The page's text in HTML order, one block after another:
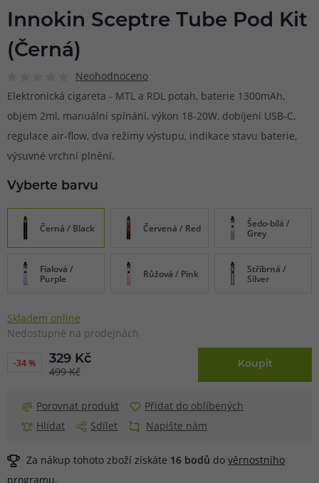
Innokin Sceptre Tube Pod Kit
(Černá)
Neohodnoceno
Elektronická cigareta - MTL a RDL potah, baterie 1300mAh,
objem 2ml, manuální spínání, výkon 18-20W, dobíjení USB-C,
regulace air-flow, dva režimy výstupu, indikace stavu baterie,
výsuvné vrchní plnění.
Vyberte barvu
Černá / Black Červená / Red
Šedo-bílá /
Grey
Fialová /
Purple
Růžová / Pink
Stříbrná /
Silver
Skladem online
Nedostupné na prodejnách
-34 %
329 Kč
499 Kč
Koupit
Porovnat produkt
Přidat do oblíbených
Hlídat
Sdílet Napište nám
Za nákup tohoto zboží získáte 16 bodů do věrnostního
programu.